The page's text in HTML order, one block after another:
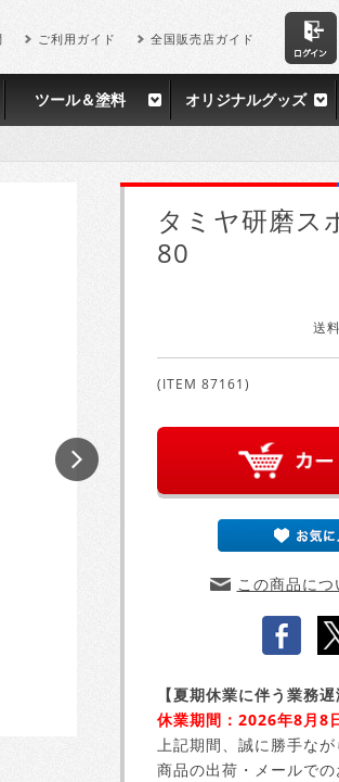
ご利用ガイド 全国販売店ガイド
ツール＆塗料 オリジナルグッズ
タミヤ研磨ス
80
送
(ITEM 87161)
この商品に
【夏期休業に伴う業務
休業期間：2026年8月8
上記期間、誠に勝手なが
商品の出荷・メールで